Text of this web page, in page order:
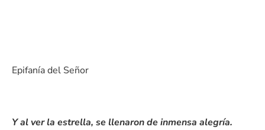
Epifanía del Señor
Y al ver la estrella, se llenaron de inmensa alegría.